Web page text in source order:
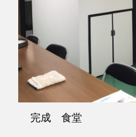
完成 食堂